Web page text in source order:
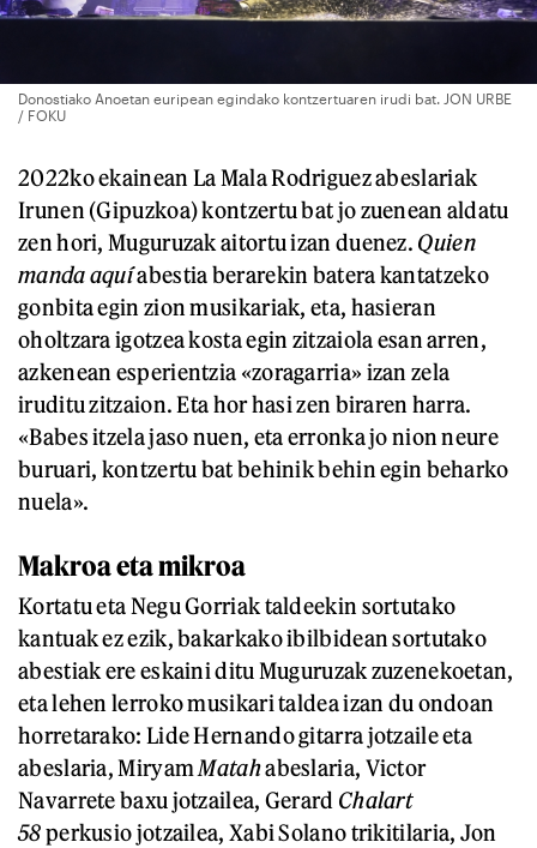
Donostiako Anoetan euripean egindako kontzertuaren irudi bat. JON URBE
/ FOKU
2022ko ekainean La Mala Rodriguez abeslariak
Irunen (Gipuzkoa) kontzertu bat jo zuenean aldatu
zen hori, Muguruzak aitortu izan duenez. Quien
manda aquíabestia berarekin batera kantatzeko
gonbita egin zion musikariak, eta, hasieran
oholtzara igotzea kosta egin zitzaiola esan arren,
azkenean esperientzia «zoragarria» izan zela
iruditu zitzaion. Eta hor hasi zen biraren harra.
«Babes itzela jaso nuen, eta erronka jo nion neure
buruari, kontzertu bat behinik behin egin beharko
nuela».
Makroa eta mikroa
Kortatu eta Negu Gorriak taldeekin sortutako
kantuak ez ezik, bakarkako ibilbidean sortutako
abestiak ere eskaini ditu Muguruzak zuzenekoetan,
eta lehen lerroko musikari taldea izan du ondoan
horretarako: Lide Hernando gitarra jotzaile eta
abeslaria, Miryam Matahabeslaria, Victor
Navarrete baxu jotzailea, Gerard Chalart
58perkusio jotzailea, Xabi Solano trikitilaria, Jon